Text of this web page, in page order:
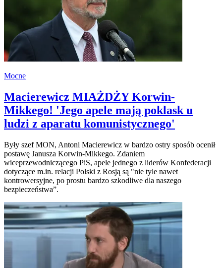
Mocne
Macierewicz MIAŻDŻY Korwin-
Mikkego! 'Jego apele mają poklask u
ludzi z aparatu komunistycznego'
Były szef MON, Antoni Macierewicz w bardzo ostry sposób ocenił
postawę Janusza Korwin-Mikkego. Zdaniem
wiceprzewodniczącego PiS, apele jednego z liderów Konfederacji
dotyczące m.in. relacji Polski z Rosją są "nie tyle nawet
kontrowersyjne, po prostu bardzo szkodliwe dla naszego
bezpieczeństwa”.